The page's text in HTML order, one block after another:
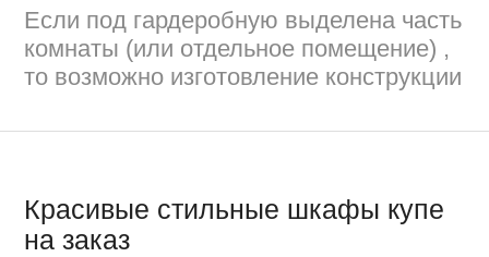
Если под гардеробную выделена часть
комнаты (или отдельное помещение) ,
то возможно изготовление конструкции
Красивые стильные шкафы купе
на заказ